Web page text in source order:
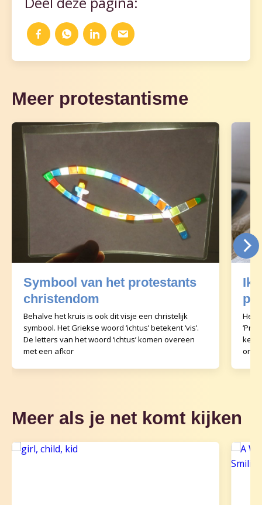
Meer protestantisme
Symbool van het protestants
christendom
Behalve het kruis is ook dit visje een christelijk
symbool. Het Griekse woord ‘ichtus’ betekent ‘vis’.
De letters van het woord ‘ichtus’ komen overeen
met een afkor
Ik
Het
Meer als je net komt kijken